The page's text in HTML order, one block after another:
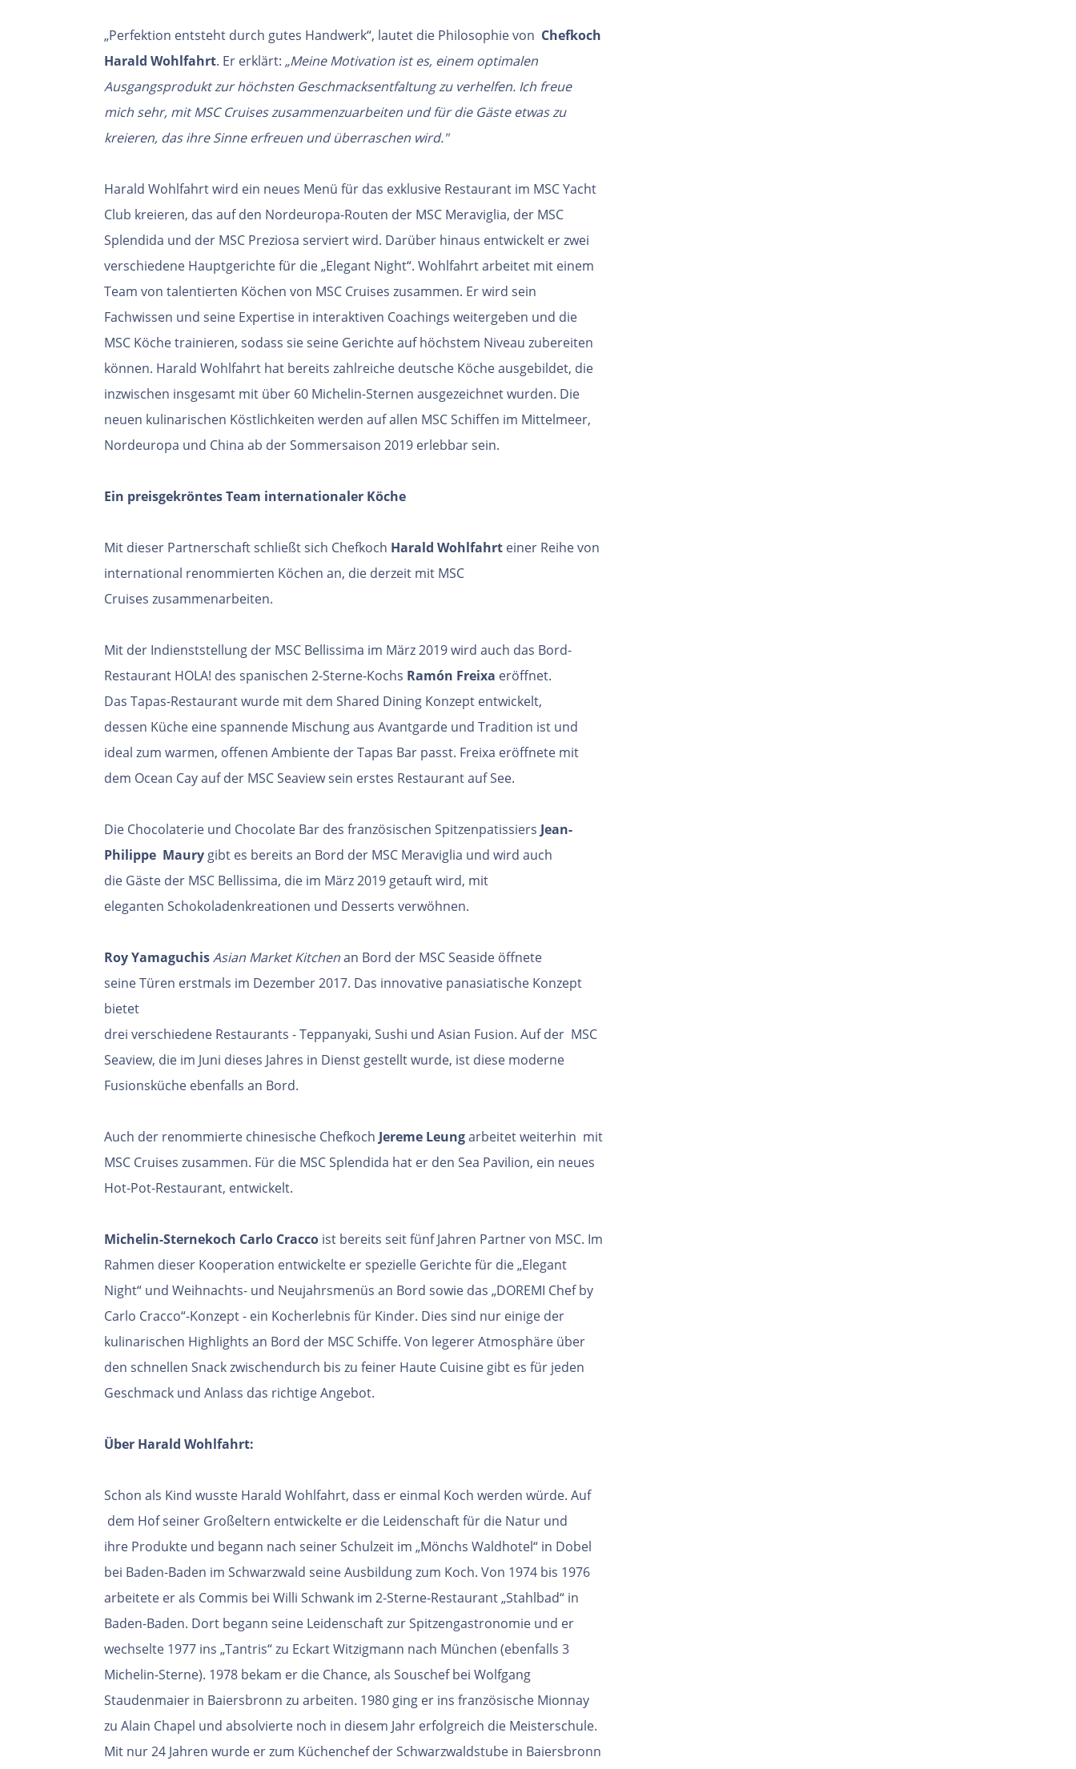
„Perfektion entsteht durch gutes Handwerk“, lautet die Philosophie von Chefkoch
Harald Wohlfahrt. Er erklärt: „Meine Motivation ist es, einem optimalen
Ausgangsprodukt zur höchsten Geschmacksentfaltungzu verhelfen. Ich freue
mich sehr, mit MSC Cruises zusammenzuarbeiten und für die Gästeetwas zu
kreieren, das ihre Sinne erfreuen und überraschen wird."
Harald Wohlfahrt wird ein neues Menü für das exklusive Restaurant im MSC Yacht
Club kreieren, das auf den Nordeuropa-Routen der MSC Meraviglia, der MSC
Splendida und der MSC Preziosa serviert wird. Darüber hinaus entwickelt er zwei
verschiedene Hauptgerichte für die „Elegant Night“. Wohlfahrt arbeitet mit einem
Team von talentierten Köchen von MSC Cruises zusammen. Er wird sein
Fachwissen und seine Expertise in interaktiven Coachings weitergeben und die
MSC Köche trainieren, sodass sie seine Gerichteauf höchstem Niveau zubereiten
können. Harald Wohlfahrt hat bereits zahlreiche deutsche Köche ausgebildet, die
inzwischen insgesamt mit über 60 Michelin-Sternen ausgezeichnet wurden. Die
neuen kulinarischen Köstlichkeiten werden auf allen MSCSchiffen im Mittelmeer,
Nordeuropa und China ab der Sommersaison 2019 erlebbar sein.
Ein preisgekröntes Team internationaler Köche
Mit dieser Partnerschaft schließt sich Chefkoch Harald Wohlfahrt einer Reihevon
international renommierten Köchen an, die derzeit mit MSC
Cruises zusammenarbeiten.
Mit der Indienststellung der MSC Bellissima im März 2019 wird auch das Bord-
Restaurant HOLA! des spanischen 2-Sterne-Kochs Ramón Freixa eröffnet.
Das Tapas-Restaurant wurde mit dem Shared Dining Konzept entwickelt,
dessen Küche eine spannende Mischung aus Avantgarde und Tradition ist und
ideal zum warmen, offenen Ambiente der Tapas Bar passt. Freixa eröffnete mit
dem Ocean Cay auf der MSC Seaview sein erstes Restaurant auf See.
Die Chocolaterie und Chocolate Bar des französischen Spitzenpatissiers Jean-
Philippe Maury gibt es bereits an Bord der MSC Meraviglia und wird auch
die Gäste der MSC Bellissima, die im März 2019 getauft wird, mit
eleganten Schokoladenkreationen und Desserts verwöhnen.
Roy YamaguchisAsian Market Kitchenan Bord der MSC Seaside öffnete
seineTüren erstmals im Dezember 2017. Das innovative panasiatische Konzept
bietet
drei verschiedene Restaurants - Teppanyaki, Sushi und Asian Fusion. Auf der MSC
Seaview, die im Juni dieses Jahres in Dienst gestellt wurde, ist diese moderne
Fusionsküche ebenfalls an Bord.
Auch der renommierte chinesische Chefkoch Jereme Leungarbeitet weiterhin mit
MSC Cruises zusammen. Für die MSC Splendida hat er den Sea Pavilion, ein neues
Hot-Pot-Restaurant, entwickelt.
Michelin-Sternekoch Carlo Cracco ist bereits seit fünf Jahren Partner von MSC. Im
Rahmen dieser Kooperation entwickelte er spezielle Gerichte für die„Elegant
Night“ und Weihnachts- und Neujahrsmenüs an Bord sowie das „DOREMI Chef by
Carlo Cracco“-Konzept - ein Kocherlebnis für Kinder. Dies sind nur einige der
kulinarischen Highlights an Bord der MSC Schiffe. Von legerer Atmosphäre über
den schnellen Snack zwischendurch bis zu feiner Haute Cuisine gibt es für jeden
Geschmack und Anlass das richtige Angebot.
Über Harald Wohlfahrt:
Schon als Kind wusste Harald Wohlfahrt, dass er einmal Koch werden würde. Auf
dem Hof seiner Großeltern entwickelte er die Leidenschaft für die Natur und
ihre Produkte und begann nach seiner Schulzeit im „Mönchs Waldhotel“ in Dobel
bei Baden-Baden im Schwarzwald seine Ausbildung zum Koch. Von 1974 bis 1976
arbeitete er als Commis bei Willi Schwank im 2-Sterne-Restaurant„Stahlbad“ in
Baden-Baden. Dort begann seine Leidenschaft zurSpitzengastronomie und er
wechselte 1977 ins „Tantris“ zu Eckart Witzigmann nach München (ebenfalls 3
Michelin-Sterne). 1978 bekam er die Chance, als Souschef bei Wolfgang
Staudenmaier in Baiersbronn zu arbeiten. 1980 ging er ins französische Mionnay
zu Alain Chapel und absolvierte noch in diesem Jahr erfolgreich die Meisterschule.
Mit nur 24 Jahren wurde er zum Küchenchef derSchwarzwaldstube in Baiersbronn